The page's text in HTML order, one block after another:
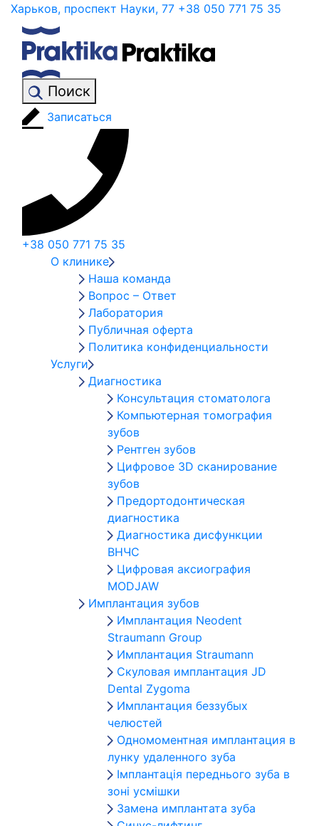
Харьков, проспект Науки, 77 +38 050 771 75 35
Поиск
Записаться
+38 050 771 75 35
О клинике
Наша команда
Вопрос – Ответ
Лаборатория
Публичная оферта
Политика конфиденциальности
Услуги
Диагностика
Консультация стоматолога
Компьютерная томография
зубов
Рентген зубов
Цифровое 3D сканирование
зубов
Предортодонтическая
диагностика
Диагностика дисфункции
ВНЧС
Цифровая аксиография
MODJAW
Имплантация зубов
Имплантация Neodent
Straumann Group
Имплантация Straumann
Скуловая имплантация JD
Dental Zygoma
Имплантация беззубых
челюстей
Одномоментная имплантация в
лунку удаленного зуба
Імплантація переднього зуба в
зоні усмішки
Замена имплантата зуба